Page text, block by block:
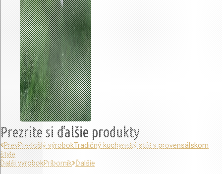
Prezrite si ďalšie produkty
PrevPredošlý výrobokTradičný kuchynský stôl v provensálskom
štýle
Ďalší výrobokPríborník Ďalšie